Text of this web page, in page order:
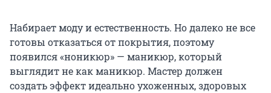
Набирает моду и естественность. Но далеко не все
готовы отказаться от покрытия, поэтому
появился «ноникюр» — маникюр, который
выглядит не как маникюр. Мастер должен
создать эффект идеально ухоженных, здоровых